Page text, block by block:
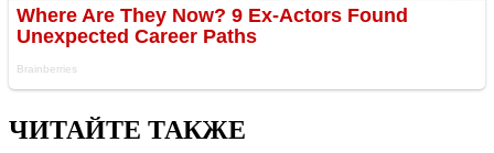
ЧИТАЙТЕ ТАКЖЕ